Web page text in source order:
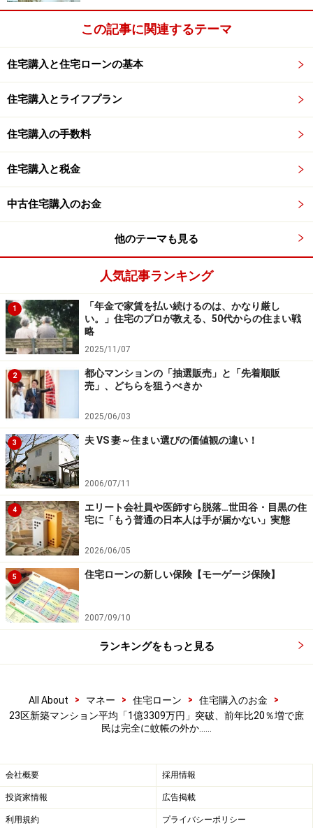
する政策を行うことで経済を活性化させ、その経済的な
恩恵が徐々に低所得層へと浸透していくとする経済理
論）」で説明される。
日本でも特に値段の高い都心のタワーマンションなどの
高額物件を海外の富裕層が買いあさって価格が高騰した
ため、日本の富裕層がこうした物件に手が届かなくな
り、超都心からターゲットエリアを拡大し始めた。
すると、高属性の会社員やパワーカップルが住む場所だ
った世田谷や目黒の物件価格が高騰して手が届かなくな
り、どんどん郊外へと需要が流れていく。
住みたい街で家を買えない人が、ターゲットエリアを郊
外へと拡大し移動していく連鎖が生まれ、千葉や埼玉の
中で都心へのアクセスが良く子育て環境の良いエリアの
価格も連動して上昇していく構造である。
自治体同士の「子育て世代」争奪戦が始ま
った
彼らを受け入れることとなる郊外の都市の中でも、若い
人口を増やして税収を確保しようと、移住促進策を積極
的に展開する自治体も登場している。
子育て支援を手厚くしたり、移住する世帯に支援金を支
給したりするなどして、都心から流れてくる子育て世代
を呼び込もうとしているのだ。
これは、東京一極集中が緩和されるというより、人口減
少という過酷な環境下を生き残ろうと、自治体同士で人
口を奪い合っているだけだ。
ちなみに、このトリクルダウン現象はあくまで東京都心
と、そこへのアクセスが良い周辺エリアだけで起こって
いる極めて局所的な現象であることに注意してほしい。
このトリクルダウンが東京から地方にまで拡大すること
から見てもまずないし、神奈川や千葉であっても都心か
ら遠いエリアにまで波及することは残念ながらあり得な
この書籍の著者：小林大祐 プロフィール
1976年生まれ。ホームコンサルティングソリューション
ズ株式会社代表取締役。大学卒業後、情報通信系企業に
この記事に関連するテーマ
住宅購入と住宅ローンの基本
住宅購入とライフプラン
住宅購入の手数料
住宅購入と税金
中古住宅購入のお金
他のテーマも見る
人気記事ランキング
1
「年金で家賃を払い続けるのは、かなり厳し
い。」住宅のプロが教える、50代からの住まい戦
略
2025/11/07
2
都心マンションの「抽選販売」と「先着順販
売」、どちらを狙うべきか
2025/06/03
3 夫 VS 妻～住まい選びの価値観の違い！
2006/07/11
4
エリート会社員や医師すら脱落…世田谷・目黒の住
宅に「もう普通の日本人は手が届かない」実態
2026/06/05
5 住宅ローンの新しい保険【モーゲージ保険】
2007/09/10
ランキングをもっと見る
All About > マネー > 住宅ローン > 住宅購入のお金
>
23区新築マンション平均「1億3309万円」突破、前年比20％増で庶
民は完全に蚊帳の外か……
会社概要 採用情報
投資家情報 広告掲載
利用規約 プライバシーポリシー